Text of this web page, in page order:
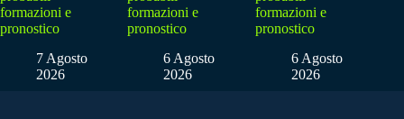
formazioni e
pronostico
7 Agosto
2026
formazioni e
pronostico
6 Agosto
2026
formazioni e
pronostico
6 Agosto
2026